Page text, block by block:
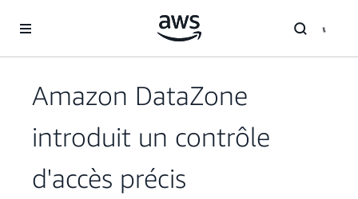
Amazon DataZone
introduit un contrôle
d'accès précis